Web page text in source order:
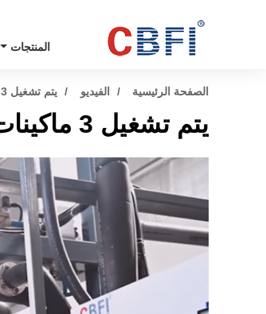
المنتجات
الصفحة الرئيسية الفيديو يتم تشغيل 3 ماكينات تصنيع مكعبات الثلج 20 طن في جاكرتا
يتم تشغيل 3 ماكينات تصنيع مكعبات الثلج 20 طن في جاكرتا